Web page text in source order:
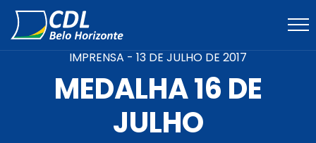
IMPRENSA - 13 DE JULHO DE 2017
MEDALHA 16 DE
JULHO